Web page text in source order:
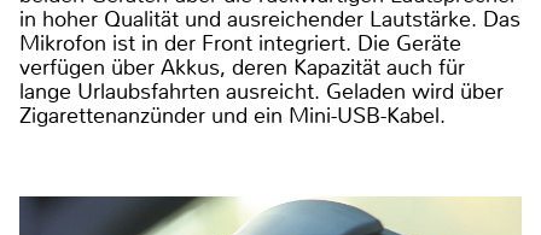
in hoher Qualität und ausreichender Lautstärke. Das
Mikrofon ist in der Front integriert. Die Geräte
verfügen über Akkus, deren Kapazität auch für
lange Urlaubsfahrten ausreicht. Geladen wird über
Zigarettenanzünder und ein Mini-USB-Kabel.